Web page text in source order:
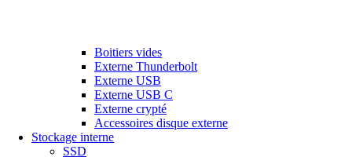
Boitiers vides
Externe Thunderbolt
Externe USB
Externe USB C
Externe crypté
Accessoires disque externe
Stockage interne
SSD